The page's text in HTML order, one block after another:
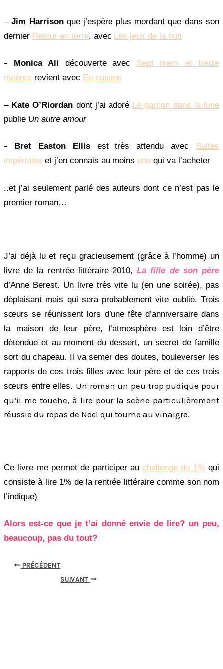
–Jim Harrisonque j’espère plus mordant que dans son
dernier Retour en terre, avec Les jeux de la nuit
– Monica Ali découverte avec Sept mers et treize
rivières revient avec En cuisine
– Kate O’Riordan dont j’ai adoré Le garçon dans la lune
publie Un autre amour
– Bret Easton Ellis est très attendu avec Suites
impériales et j’en connais au moins une qui va l’acheter
..et j’ai seulement parlé des auteurs dont ce n’est pas le
premier roman…
J’ai déjà lu et reçu gracieusement (grâce à l’homme) un
livre de la rentrée littéraire 2010, La fille de son père
d’Anne Berest. Un livre très vite lu (en une soirée), pas
déplaisant mais qui sera probablement vite oublié. Trois
sœurs se réunissent lors d’une fête d’anniversaire dans
la maison de leur père, l’atmosphère est loin d’être
détendue et au moment du dessert, un secret de famille
sort du chapeau. Il va semer des doutes, bouleverser les
rapports de ces trois filles avec leur père et de ces trois
sœurs entre elles. Un roman un peu trop pudique pour
qu’il me touche, à lire pour la scène particulièrement
réussie du repas de Noël qui tourne au vinaigre.
Ce livre me permet de participer auchallenge du 1%qui
consiste à lire 1% de la rentrée littéraire comme son nom
l’indique)
Alors est-ce que je t’ai donné envie de lire? un peu,
beaucoup, pas du tout?
PRÉCÉDENT
SUIVANT